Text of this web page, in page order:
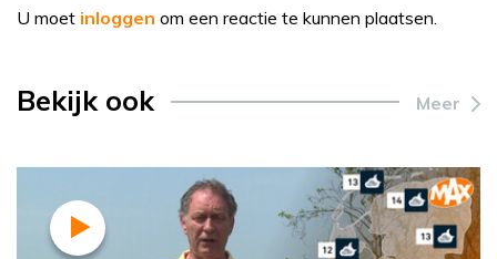
U moet inloggen om een reactie te kunnen plaatsen.
Bekijk ook Meer